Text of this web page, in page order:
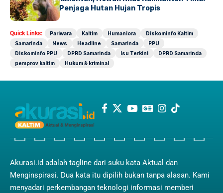
yang Menjadi Penjaga Hutan Hujan Tropis
Quick Links: Pariwara Kaltim Humaniora
Diskominfo Kaltim
Samarinda
News Headline Samarinda
PPU
Diskominfo PPU
DPRD Samarinda Isu Terkini
DPRD Samarinda
pemprov kaltim
Hukum & kriminal
Akurasi.id adalah tagline dari suku kata Aktual dan
Menginspirasi. Dua kata itu dipilih bukan tanpa alasan. Kami
menyadari perkembangan teknologi informasi memberi